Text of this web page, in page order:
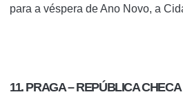
para a véspera de Ano Novo, a
11. PRAGA – REPÚBLICA CHECA